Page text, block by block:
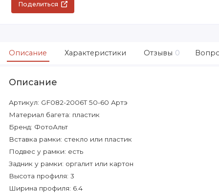
Поделиться
Описание Характеристики Отзывы 0
Описание
Артикул: GF082-2006T 50-60 Артэ
Материал багета: пластик
Бренд: ФотоАльт
Вставка рамки: стекло или пластик
Подвес у рамки: есть
Задник у рамки: оргалит или картон
Высота профиля: 3
Ширина профиля: 6.4